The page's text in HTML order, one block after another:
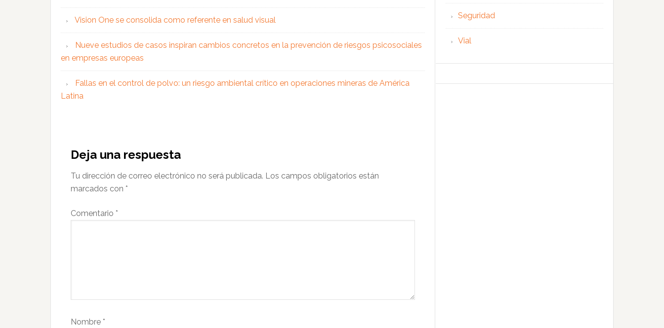
Vision One se consolida como referente en salud visual
Nueve estudios de casos inspiran cambios concretos en la prevención de riesgos psicosociales
en empresas europeas
Fallas en el control de polvo: un riesgo ambiental crítico en operaciones mineras de América
Latina
con
lectores
Deja una respuesta
Tu dirección de correo electrónico no será publicada. Los campos obligatorios están
marcados con *
Comentario *
Nombre *
Seguridad
Vial